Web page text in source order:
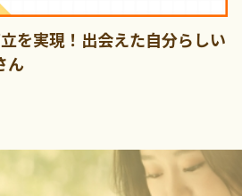
を実現！出会えた自分らしい
ん